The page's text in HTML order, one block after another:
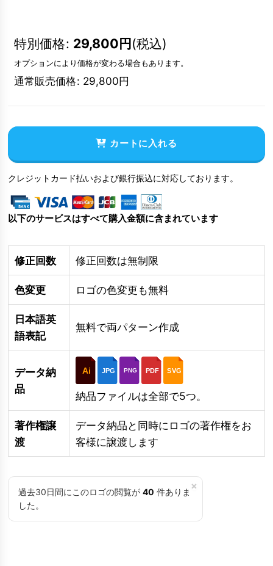
特別価格: 29,800円(税込)
オプションにより価格が変わる場合もあります。
通常販売価格: 29,800円
カートに入れる
クレジットカード払いおよび銀行振込に対応しております。
以下のサービスはすべて購入金額に含まれています
修正回数 修正回数は無制限
色変更 ロゴの色変更も無料
日本語英
語表記
無料で両パターン作成
データ納
品
Ai JPG PNG PDF SVG
納品ファイルは全部で5つ。
著作権譲
渡
データ納品と同時にロゴの著作権をお
客様に譲渡します
×
過去30日間にこのロゴの閲覧が 40 件ありま
した。